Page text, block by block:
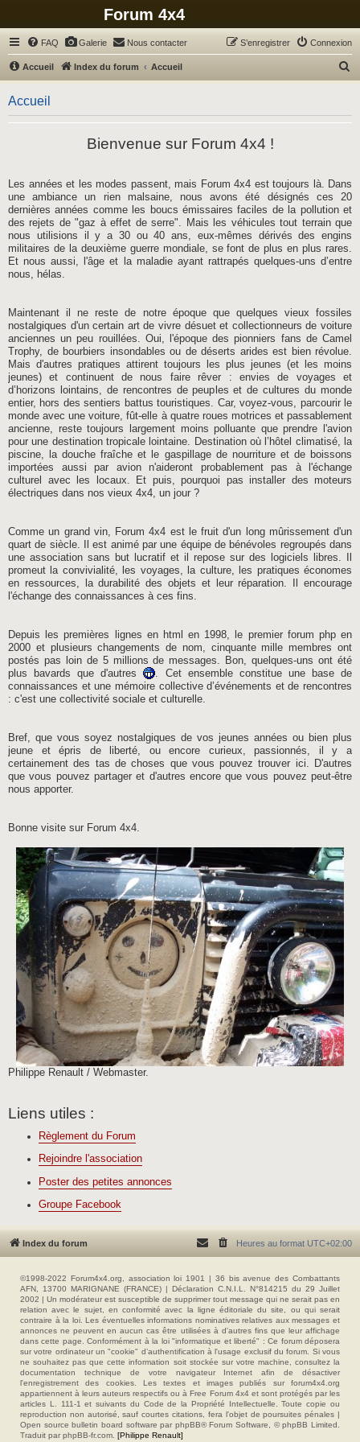
Forum 4x4
FAQ Galerie Nous contacter Connexion
S’enregistrer
Accueil Index du forum Accueil
h
h
e
Accueil
Bienvenue sur Forum 4x4 !
Les années et les modes passent, mais Forum 4x4 est toujours là. Dans
une ambiance un rien malsaine, nous avons été désignés ces 20
dernières années comme les boucs émissaires faciles de la pollution et
des rejets de "gaz à effet de serre". Mais les véhicules tout terrain que
nous utilisions il y a 30 ou 40 ans, eux-mêmes dérivés des engins
militaires de la deuxième guerre mondiale, se font de plus en plus rares.
Et nous aussi, l'âge et la maladie ayant rattrapés quelques-uns d’entre
nous, hélas.
Maintenant il ne reste de notre époque que quelques vieux fossiles
nostalgiques d'un certain art de vivre désuet et collectionneurs de voiture
anciennes un peu rouillées. Oui, l'époque des pionniers fans de Camel
Trophy, de bourbiers insondables ou de déserts arides est bien révolue.
Mais d'autres pratiques attirent toujours les plus jeunes (et les moins
jeunes) et continuent de nous faire rêver : envies de voyages et
d’horizons lointains, de rencontres de peuples et de cultures du monde
entier, hors des sentiers battus touristiques. Car, voyez-vous, parcourir le
monde avec une voiture, fût-elle à quatre roues motrices et passablement
ancienne, reste toujours largement moins polluante que prendre l'avion
pour une destination tropicale lointaine. Destination où l’hôtel climatisé, la
piscine, la douche fraîche et le gaspillage de nourriture et de boissons
importées aussi par avion n'aideront probablement pas à l'échange
culturel avec les locaux. Et puis, pourquoi pas installer des moteurs
électriques dans nos vieux 4x4, un jour ?
Comme un grand vin, Forum 4x4 est le fruit d'un long mûrissement d'un
quart de siècle. Il est animé par une équipe de bénévoles regroupés dans
une association sans but lucratif et il repose sur des logiciels libres. Il
promeut la convivialité, les voyages, la culture, les pratiques économes
en ressources, la durabilité des objets et leur réparation. Il encourage
l'échange des connaissances à ces fins.
Depuis les premières lignes en html en 1998, le premier forum php en
2000 et plusieurs changements de nom, cinquante mille membres ont
postés pas loin de 5 millions de messages. Bon, quelques-uns ont été
plus bavards que d'autres
. Cet ensemble constitue une base de
connaissances et une mémoire collective d’événements et de rencontres
: c'est une collectivité sociale et culturelle.
Bref, que vous soyez nostalgiques de vos jeunes années ou bien plus
jeune et épris de liberté, ou encore curieux, passionnés, il y a
certainement des tas de choses que vous pouvez trouver ici. D'autres
que vous pouvez partager et d'autres encore que vous pouvez peut-être
nous apporter.
Bonne visite sur Forum 4x4.
Philippe Renault / Webmaster.
Liens utiles :
Règlement du Forum
Rejoindre l'association
Poster des petites annonces
Groupe Facebook
Index du forum Heures au format UTC+02:00
©1998-2022 Forum4x4.org, association loi 1901 | 36 bis avenue des Combattants
AFN, 13700 MARIGNANE (FRANCE) | Déclaration C.N.I.L. N°814215 du 29 Juillet
2002 | Un modérateur est susceptible de supprimer tout message qui ne serait pas en
relation avec le sujet, en conformité avec la ligne éditoriale du site, ou qui serait
contraire à la loi. Les éventuelles informations nominatives relatives aux messages et
annonces ne peuvent en aucun cas être utilisées à d'autres fins que leur affichage
dans cette page. Conformément à la loi "informatique et liberté" : Ce forum déposera
sur votre ordinateur un "cookie" d’authentification à l'usage exclusif du forum. Si vous
ne souhaitez pas que cette information soit stockée sur votre machine, consultez la
documentation technique de votre navigateur Internet afin de désactiver
l'enregistrement des cookies. Les textes et images publiés sur forum4x4.org
appartiennent à leurs auteurs respectifs ou à Free Forum 4x4 et sont protégés par les
articles L. 111-1 et suivants du Code de la Propriété Intellectuelle. Toute copie ou
reproduction non autorisé, sauf courtes citations, fera l'objet de poursuites pénales |
Open source bulletin board software par phpBB® Forum Software, © phpBB Limited.
Traduit par phpBB-fr.com. [Philippe Renault]